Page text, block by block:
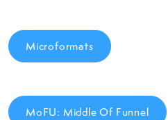
Microformats
MoFU: Middle Of Funnel